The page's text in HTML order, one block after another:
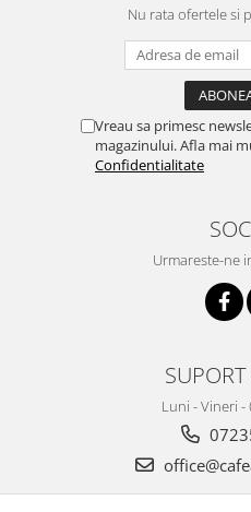
Nu rata ofertele si
Vreau sa primesc
magazinului. Afla mai
Confidentialitate
Urmareste-ne
Luni - Vineri -